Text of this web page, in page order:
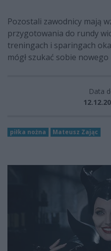
Pozostali zawodnicy mają
przygotowania do rundy
treningach i sparingach
mógł szukać sobie
Data
piłka nożna Mateusz Zając